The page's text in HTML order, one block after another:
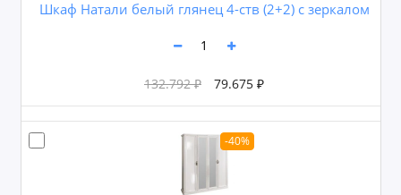
Шкаф Натали белый глянец 4-ств (2+2) с зеркалом
132.792 ₽ 79.675 ₽
-40%